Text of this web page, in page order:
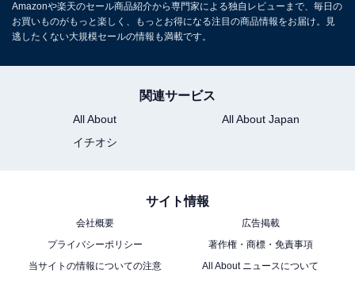
また、記事中の宿泊プランを予約すると、売上の一部が
オールアバウトに還元されることがあります。
【筑後川温泉の人気ホテル】「筑後川温泉 清乃
Amazonや楽天のセール商品紹介から専門家による独自レビューまで、毎日の
お買いものがもっと楽しく、もっとお得になる注目の商品情報をお届け。見
逃したくない大規模セールの情報も満載です。
関連サービス
All About
All About Japan
イチオシ
サイト情報
会社概要
広告掲載
プライバシーポリシー
著作権・商標・免責事項
当サイトの情報についての注意
All About ニュースについて